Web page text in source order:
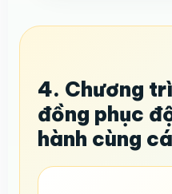
4. Chương
đồng phục
hành cùng